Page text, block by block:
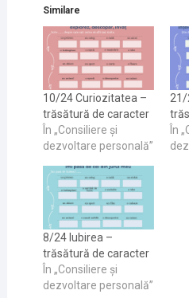
Similare
10/24 Curiozitatea –
trăsătură de caracter
În „Consiliere și
dezvoltare personală”
21/
În
8/24 Iubirea –
trăsătură de caracter
În „Consiliere și
dezvoltare personală”